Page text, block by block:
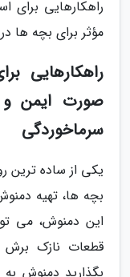
راهکارهایی برای
مؤثر برای بچه ها
راهکارهایی
صورت ایمن و
سرماخوردگی
یکی از ساده ترین
بچه ها، تهیه
این دمنوش، می
قطعات نازک